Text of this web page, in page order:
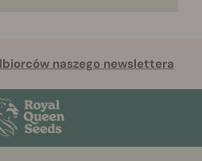
naszego newslettera